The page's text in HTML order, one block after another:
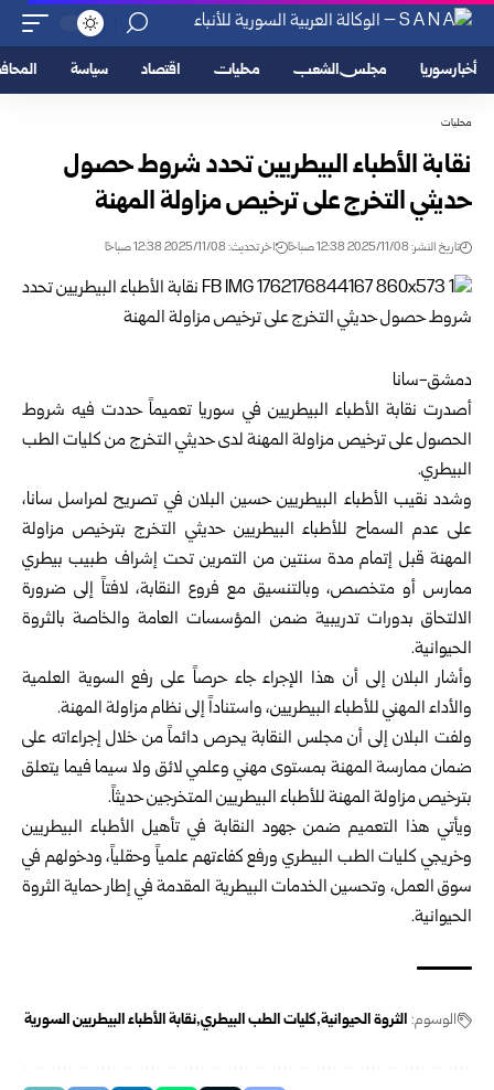
أخبار سوريا مجلس الشعب محليات اقتصاد سياسة
محليات
نقابة الأطباء البيطريين تحدد شروط حصول
حديثي التخرج على ترخيص مزاولة المهنة
تاريخ النشر: 2025/11/08 12:38 صباحًا اخر تحديث: 2025/11/08 12:38 صباحًا
دمشق-سانا
أصدرت نقابة الأطباء البيطريين في سوريا تعميماً حددت فيه شروط
الحصول على ترخيص مزاولة المهنة لدى حديثي التخرج من كليات الطب
البيطري.
وشدد نقيب الأطباء البيطريين حسين البلان في تصريح لمراسل سانا،
على عدم السماح للأطباء البيطريين حديثي التخرج بترخيص مزاولة
المهنة قبل إتمام مدة سنتين من التمرين تحت إشراف طبيب بيطري
ممارس أو متخصص، وبالتنسيق مع فروع النقابة، لافتاً إلى ضرورة
الالتحاق بدورات تدريبية ضمن المؤسسات العامة والخاصة بالثروة
الحيوانية.
وأشار البلان إلى أن هذا الإجراء جاء حرصاً على رفع السوية العلمية
والأداء المهني للأطباء البيطريين، واستناداً إلى نظام مزاولة المهنة.
ولفت البلان إلى أن مجلس النقابة يحرص دائماً من خلال إجراءاته على
ضمان ممارسة المهنة بمستوى مهني وعلمي لائق ولا سيما فيما يتعلق
بترخيص مزاولة المهنة للأطباء البيطريين المتخرجين حديثاً.
ويأتي هذا التعميم ضمن جهود النقابة في تأهيل الأطباء البيطريين
وخريجي كليات الطب البيطري ورفع كفاءتهم علمياً وحقلياً، ودخولهم في
سوق العمل، وتحسين الخدمات البيطرية المقدمة في إطار حماية الثروة
الحيوانية.
الوسوم: الثروة الحيوانية كليات الطب البيطري نقابة الأطباء البيطريين السورية